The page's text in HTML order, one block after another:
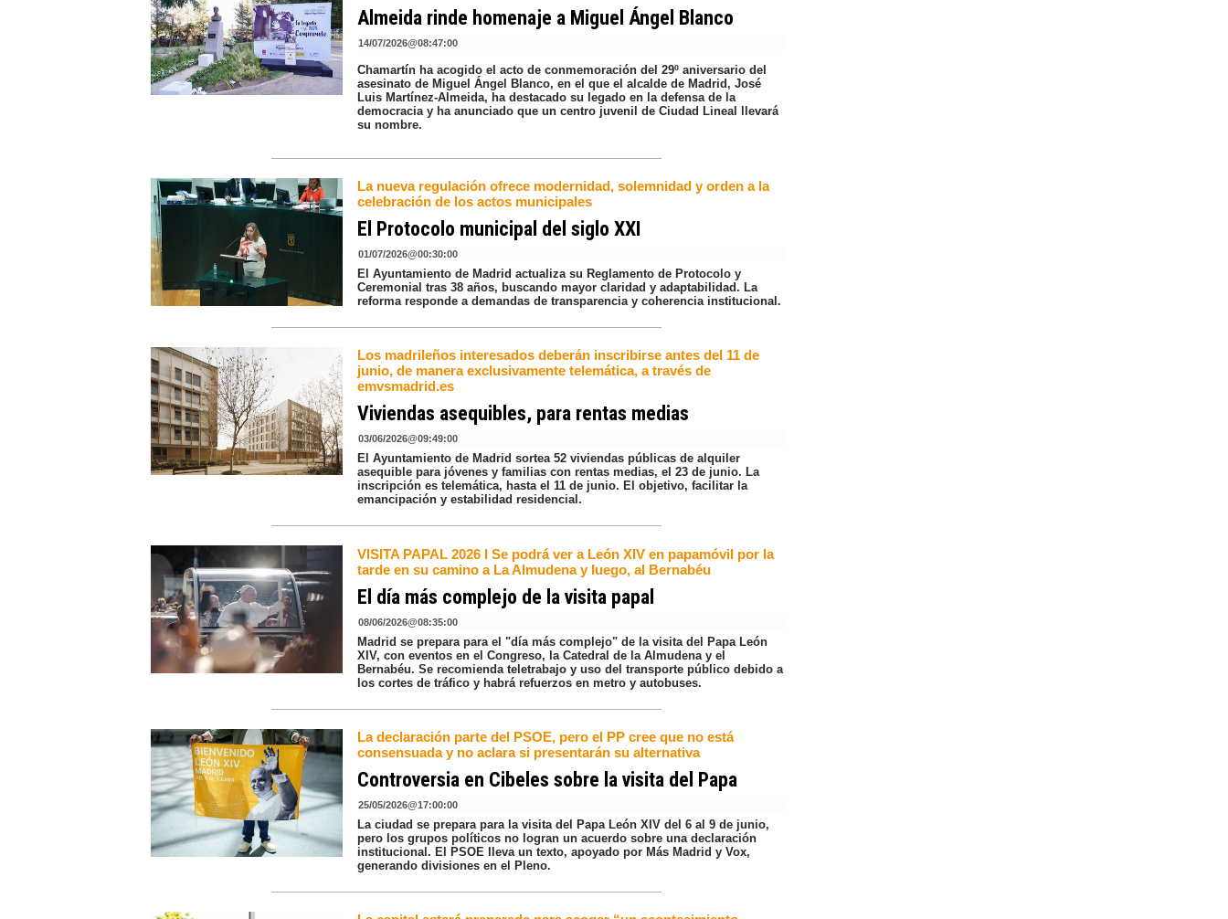
Almeida rinde homenaje a Miguel Ángel Blanco
14/07/2026@08:47:00
Chamartín ha acogido el acto de conmemoración del 29º aniversario del
asesinato de Miguel Ángel Blanco, en el que el alcalde de Madrid, José
Luis Martínez-Almeida, ha destacado su legado en la defensa de la
democracia y ha anunciado que un centro juvenil de Ciudad Lineal llevará
su nombre.
La nueva regulación ofrece modernidad, solemnidad y orden a la
celebración de los actos municipales
El Protocolo municipal del siglo XXI
01/07/2026@00:30:00
El Ayuntamiento de Madrid actualiza su Reglamento de Protocolo y
Ceremonial tras 38 años, buscando mayor claridad y adaptabilidad. La
reforma responde a demandas de transparencia y coherencia institucional.
Los madrileños interesados deberán inscribirse antes del 11 de
junio, de manera exclusivamente telemática, a través de
emvsmadrid.es
Viviendas asequibles, para rentas medias
03/06/2026@09:49:00
El Ayuntamiento de Madrid sortea 52 viviendas públicas de alquiler
asequible para jóvenes y familias con rentas medias, el 23 de junio. La
inscripción es telemática, hasta el 11 de junio. El objetivo, facilitar la
emancipación y estabilidad residencial.
VISITA PAPAL 2026 I Se podrá ver a León XIV en papamóvil por la
tarde en su camino a La Almudena y luego, al Bernabéu
El día más complejo de la visita papal
08/06/2026@08:35:00
Madrid se prepara para el "día más complejo" de la visita del Papa León
XIV, con eventos en el Congreso, la Catedral de la Almudena y el
Bernabéu. Se recomienda teletrabajo y uso del transporte público debido a
los cortes de tráfico y habrá refuerzos en metro y autobuses.
La declaración parte del PSOE, pero el PP cree que no está
consensuada y no aclara si presentarán su alternativa
Controversia en Cibeles sobre la visita del Papa
25/05/2026@17:00:00
La ciudad se prepara para la visita del Papa León XIV del 6 al 9 de junio,
pero los grupos políticos no logran un acuerdo sobre una declaración
institucional. El PSOE lleva un texto, apoyado por Más Madrid y Vox,
generando divisiones en el Pleno.